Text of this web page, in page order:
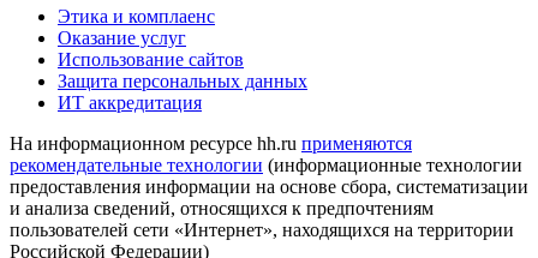
Этика и комплаенс
Оказание услуг
Использование сайтов
Защита персональных данных
ИТ аккредитация
На информационном ресурсе hh.ru применяются
рекомендательные технологии (информационные технологии
предоставления информации на основе сбора, систематизации
и анализа сведений, относящихся к предпочтениям
пользователей сети «Интернет», находящихся на территории
Российской Федерации)